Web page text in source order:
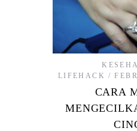
LIFEHACK
CARA